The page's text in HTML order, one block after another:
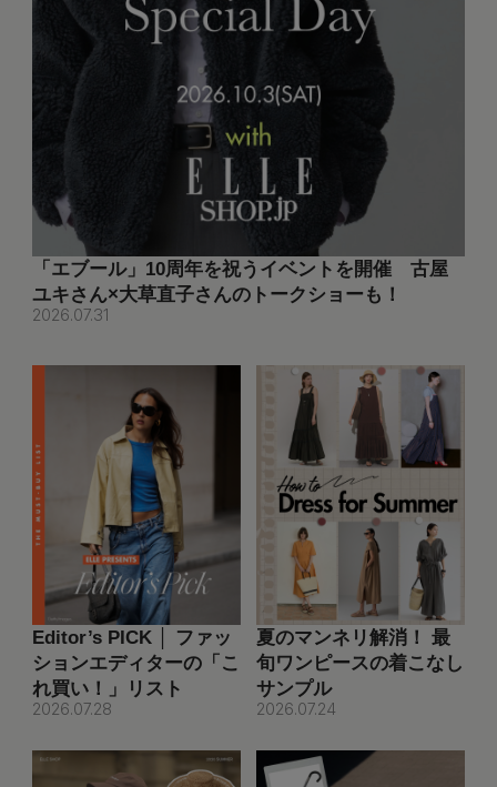
「エブール」10周年を祝うイベントを開催 古屋
ユキさん×大草直子さんのトークショーも！
2026.07.31
Editor’s PICK │ ファッ
ションエディターの「こ
れ買い！」リスト
2026.07.28
夏のマンネリ解消！ 最
旬ワンピースの着こなし
サンプル
2026.07.24